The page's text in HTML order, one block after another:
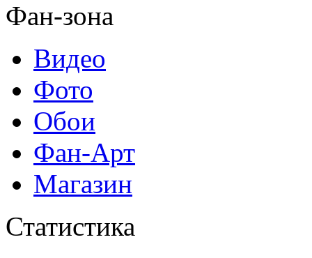
Фан-зона
Видео
Фото
Обои
Фан-Арт
Магазин
Статистика